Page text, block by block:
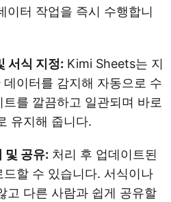
이터 작업을 즉시 수행합니
서식 지정: Kimi Sheets는 지
이터를 감지해 자동으로 수
를 깔끔하고 일관되며 바로
유지해 줍니다.
및 공유: 처리 후 업데이트된
할 수 있습니다. 서식이나
고 다른 사람과 쉽게 공유할